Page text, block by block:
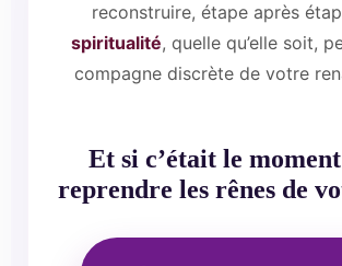
reconstruire, étape après
spiritualité, quelle qu’elle soit,
compagne discrète de votre
Et si c’était le
reprendre les rênes de